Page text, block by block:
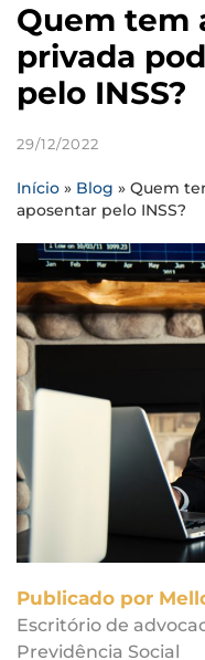
Quem tem
privada
pelo INSS?
29/12/2022
Início » Blog » Quem
aposentar pelo INSS?
Publicado por
Escritório de
Previdência Social